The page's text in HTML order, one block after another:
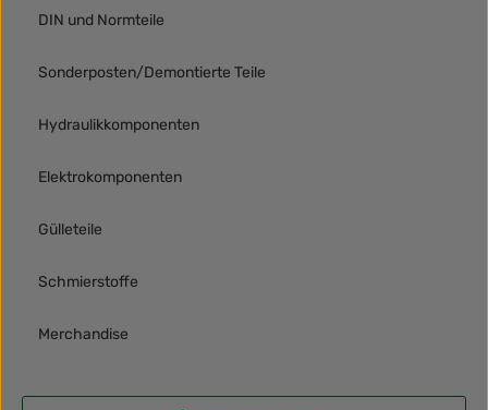
DIN und Normteile
Sonderposten/Demontierte Teile
Hydraulikkomponenten
Elektrokomponenten
Gülleteile
Schmierstoffe
Merchandise